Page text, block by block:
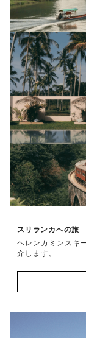
スリランカへの旅
ヘレンカミンスキ
介します。